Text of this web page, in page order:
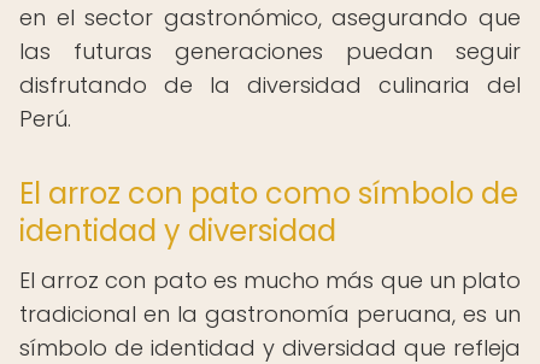
en el sector gastronómico, asegurando que
las futuras generaciones puedan seguir
disfrutando de la diversidad culinaria del
Perú.
El arroz con pato como símbolo de
identidad y diversidad
El arroz con pato es mucho más que un plato
tradicional en la gastronomía peruana, es un
símbolo de identidad y diversidad que refleja